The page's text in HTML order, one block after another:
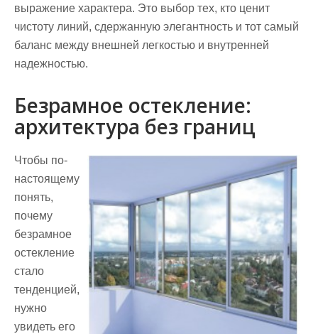
выражение характера. Это выбор тех, кто ценит
чистоту линий, сдержанную элегантность и тот самый
баланс между внешней легкостью и внутренней
надежностью.
Безрамное остекление:
архитектура без границ
Чтобы по-
настоящему
понять,
почему
безрамное
остекление
стало
тенденцией,
нужно
увидеть его